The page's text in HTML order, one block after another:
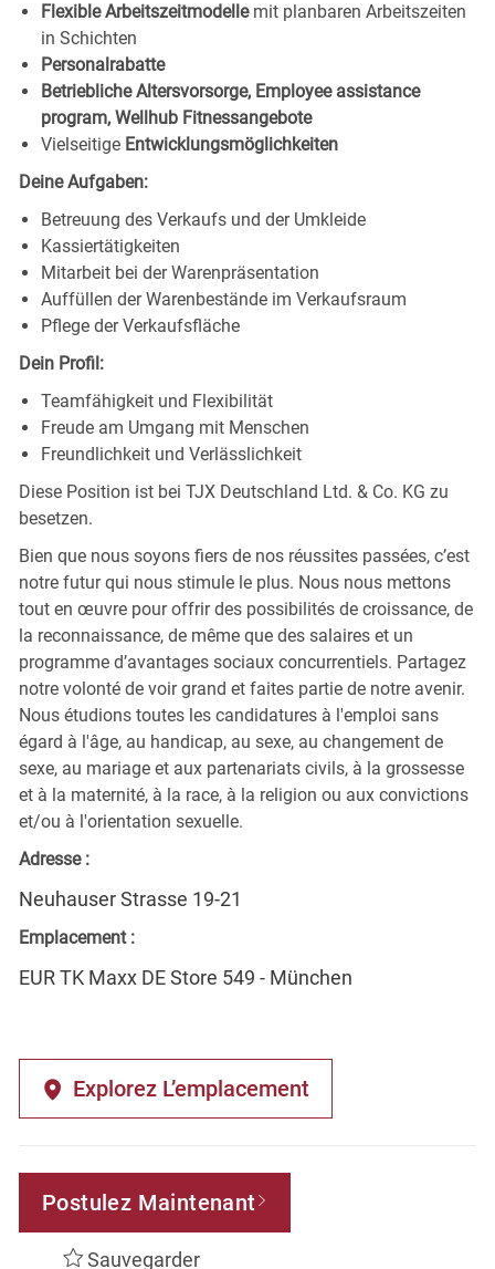
Flexible Arbeitszeitmodelle mit planbaren Arbeitszeiten
in Schichten
Personalrabatte
Betriebliche Altersvorsorge, Employee assistance
program, Wellhub Fitnessangebote
Vielseitige Entwicklungsmöglichkeiten
Deine Aufgaben:
Betreuung des Verkaufs und der Umkleide
Kassiertätigkeiten
Mitarbeit bei der Warenpräsentation
Auffüllen der Warenbestände im Verkaufsraum
Pflege der Verkaufsfläche
Dein Profil:
Teamfähigkeit und Flexibilität
Freude am Umgang mit Menschen
Freundlichkeit und Verlässlichkeit
Diese Position ist bei TJX Deutschland Ltd. & Co. KG zu
besetzen.
Bien que nous soyons fiers de nos réussites passées, c’est
notre futur qui nous stimule le plus. Nous nous mettons
tout en œuvre pour offrir des possibilités de croissance, de
la reconnaissance, de même que des salaires et un
programme d’avantages sociaux concurrentiels. Partagez
notre volonté de voir grand et faites partie de notre avenir.
Nous étudions toutes les candidatures à l'emploi sans
égard à l'âge, au handicap, au sexe, au changement de
sexe, au mariage et aux partenariats civils, à la grossesse
et à la maternité, à la race, à la religion ou aux convictions
et/ou à l'orientation sexuelle.
Adresse :
Neuhauser Strasse 19-21
Emplacement :
EUR TK Maxx DE Store 549 - München
Explorez L’emplacement
Postulez Maintenant
Sauvegarder